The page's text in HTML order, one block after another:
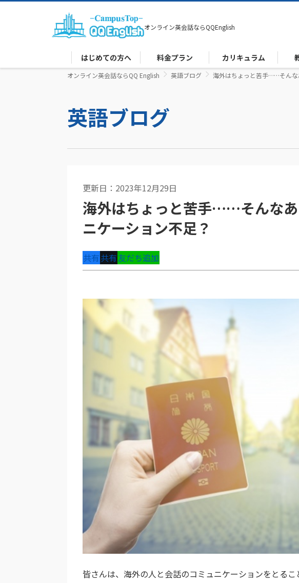
オンライン英会話ならQQEnglish
はじめての方へ 料金プラン カリキュラム
オンライン英会話ならQQ English 英語ブログ 海外はちょっと苦手……そんな
英語ブログ
更新日：2023年12月29日
海外はちょっと苦手……そんな
ニケーション不足？
共有共有友だち追加
皆さんは、海外の人と会話のコミュニケーションをとるこ